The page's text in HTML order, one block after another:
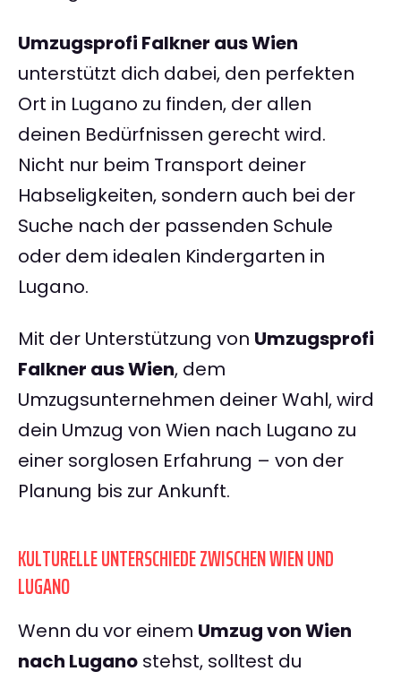
Umzugsprofi Falkner aus Wien
unterstützt dich dabei, den perfekten
Ort in Lugano zu finden, der allen
deinen Bedürfnissen gerecht wird.
Nicht nur beim Transport deiner
Habseligkeiten, sondern auch bei der
Suche nach der passenden Schule
oder dem idealen Kindergarten in
Lugano.
Mit der Unterstützung von Umzugsprofi
Falkner aus Wien, dem
Umzugsunternehmen deiner Wahl, wird
dein Umzug von Wien nach Lugano zu
einer sorglosen Erfahrung – von der
Planung bis zur Ankunft.
KULTURELLE UNTERSCHIEDE ZWISCHEN WIEN UND
LUGANO
Wenn du vor einem Umzug von Wien
nach Lugano stehst, solltest du